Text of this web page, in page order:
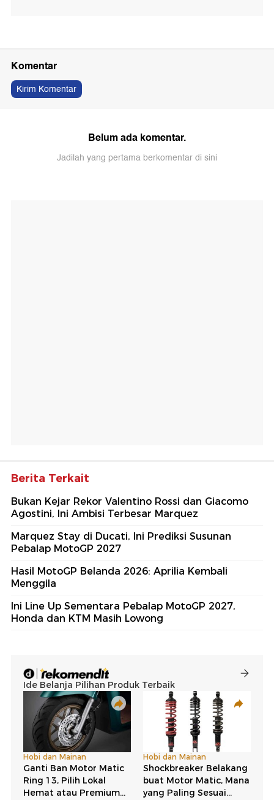
Komentar
Kirim Komentar
Belum ada komentar.
Jadilah yang pertama berkomentar di sini
Berita Terkait
Bukan Kejar Rekor Valentino Rossi dan Giacomo
Agostini, Ini Ambisi Terbesar Marquez
Marquez Stay di Ducati, Ini Prediksi Susunan
Pebalap MotoGP 2027
Hasil MotoGP Belanda 2026: Aprilia Kembali
Menggila
Ini Line Up Sementara Pebalap MotoGP 2027,
Honda dan KTM Masih Lowong